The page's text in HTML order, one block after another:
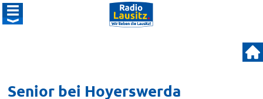
Senior bei Hoyerswerda